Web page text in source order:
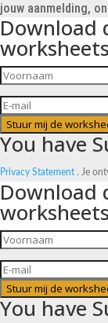
jouw aanmelding,
Download
Stuur mij de
You have
Privacy Statement . Je
Download
Stuur mij de
You have